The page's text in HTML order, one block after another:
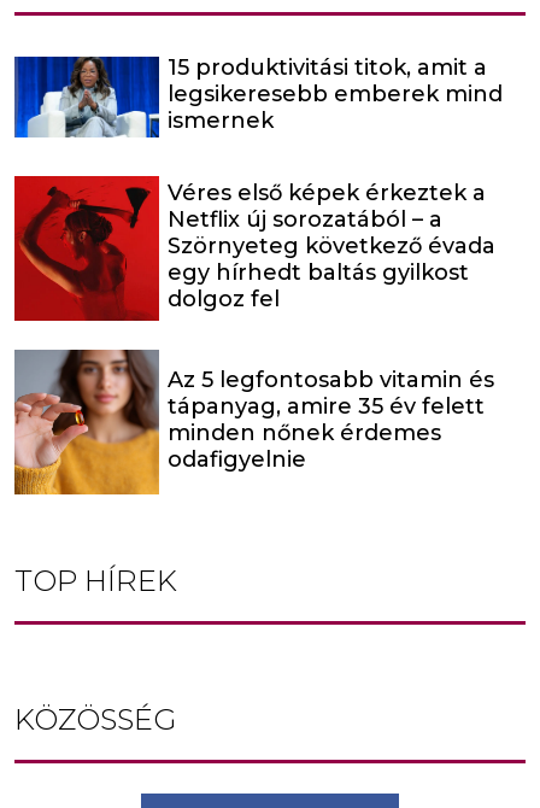
15 produktivitási titok, amit a
legsikeresebb emberek mind
ismernek
Véres első képek érkeztek a
Netflix új sorozatából – a
Szörnyeteg következő évada
egy hírhedt baltás gyilkost
dolgoz fel
Az 5 legfontosabb vitamin és
tápanyag, amire 35 év felett
minden nőnek érdemes
odafigyelnie
TOP HÍREK
KÖZÖSSÉG